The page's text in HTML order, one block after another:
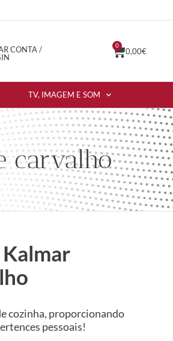
CONTA /
0,00€
0
TV, IMAGEM E SOM
carvalho
cozinha, proporcionando
pessoais!